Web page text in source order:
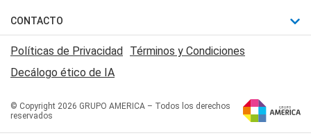
Judiciales
Economia
Trucos caseros
Series y Películas
Edictos y Solicitadas
Mundial
Automovilismo
Rugby
Básquet
Canal 7 en Vivo
San Juan 8
CONTACTO
Acerca de Nosotros
Contactanos
Políticas de Privacidad Términos y Condiciones
Decálogo ético de IA
© Copyright 2026 GRUPO AMERICA – Todos los derechos
reservados